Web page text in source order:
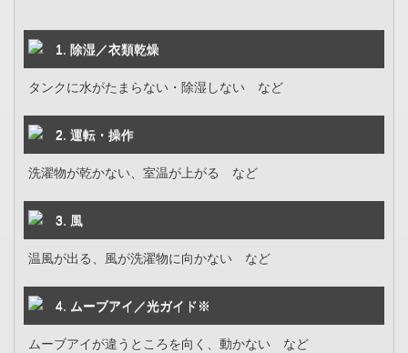
1. 除湿／衣類乾燥
タンクに水がたまらない・除湿しない など
2. 運転・操作
洗濯物が乾かない、室温が上がる など
3. 風
温風が出る、風が洗濯物に向かない など
4. ムーブアイ／光ガイド※
ムーブアイが違うところを向く、動かない など